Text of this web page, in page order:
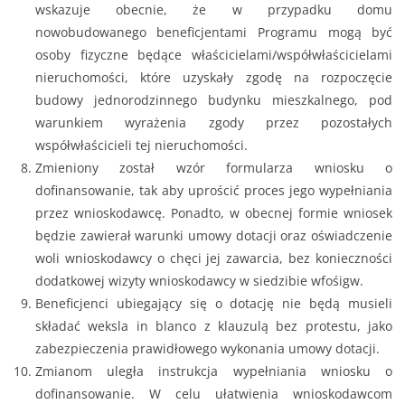
wskazuje obecnie, że w przypadku domu
nowobudowanego beneficjentami Programu mogą być
osoby fizyczne będące właścicielami/współwłaścicielami
nieruchomości, które uzyskały zgodę na rozpoczęcie
budowy jednorodzinnego budynku mieszkalnego, pod
warunkiem wyrażenia zgody przez pozostałych
współwłaścicieli tej nieruchomości.
Zmieniony został wzór formularza wniosku o
dofinansowanie, tak aby uprościć proces jego wypełniania
przez wnioskodawcę. Ponadto, w obecnej formie wniosek
będzie zawierał warunki umowy dotacji oraz oświadczenie
woli wnioskodawcy o chęci jej zawarcia, bez konieczności
dodatkowej wizyty wnioskodawcy w siedzibie wfośigw.
Beneficjenci ubiegający się o dotację nie będą musieli
składać weksla in blanco z klauzulą bez protestu, jako
zabezpieczenia prawidłowego wykonania umowy dotacji.
Zmianom uległa instrukcja wypełniania wniosku o
dofinansowanie. W celu ułatwienia wnioskodawcom